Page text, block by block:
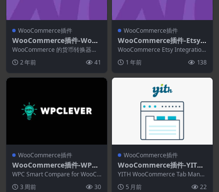
WooCommerce插件
WooCommerce插件-WooC
ommerce Currency Conve
rter Widget 2.2.4
WooCommerce 的货币转换器小
件，客户可以使...
2 年前 41
WooCommerce插件
WooCommerce插件-Etsy I
ntegration for WooComm
erce 3.6.7
WooCommerce Etsy Integration
1 年前 138
WooCommerce插件
WooCommerce插件-WPC
Smart Compare for WooC
ommerce Premium 6.5.9
WPC Smart Compare for WooCo
3 周前 30
WooCommerce插件
WooCommerce插件-YITH
WooCommerce Tab Mana
ger Premium 2.13.0
YITH WooCommerce Tab Manag
5 月前 22